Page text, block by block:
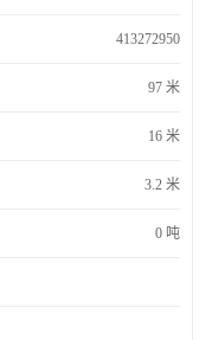
413272950
97 米
16 米
3.2 米
0 吨